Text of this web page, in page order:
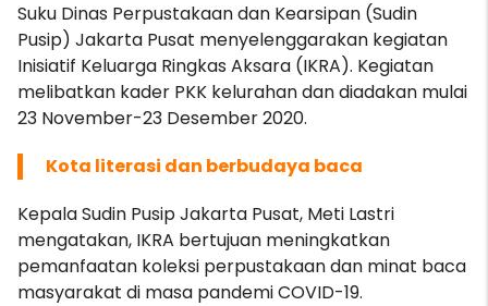
Suku Dinas Perpustakaan dan Kearsipan (Sudin
Pusip) Jakarta Pusat menyelenggarakan kegiatan
Inisiatif Keluarga Ringkas Aksara (IKRA). Kegiatan
melibatkan kader PKK kelurahan dan diadakan mulai
23 November-23 Desember 2020.
Kota literasi dan berbudaya baca
Kepala Sudin Pusip Jakarta Pusat, Meti Lastri
mengatakan, IKRA bertujuan meningkatkan
pemanfaatan koleksi perpustakaan dan minat baca
masyarakat di masa pandemi COVID-19.